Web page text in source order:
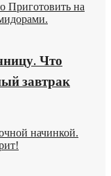
Приготовить на
Что
завтрак
начинкой.